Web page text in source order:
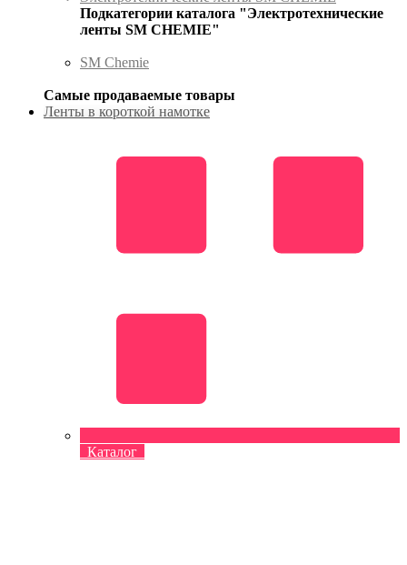
Подкатегории каталога "Электротехнические
ленты SM CHEMIE"
SM Chemie
Самые продаваемые товары
Ленты в короткой намотке
Каталог